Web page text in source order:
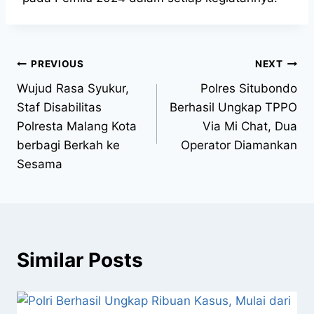
PREVIOUS
Wujud Rasa Syukur,
Staf Disabilitas
Polresta Malang Kota
berbagi Berkah ke
Sesama
NEXT
Polres Situbondo
Berhasil Ungkap TPPO
Via Mi Chat, Dua
Operator Diamankan
Similar Posts